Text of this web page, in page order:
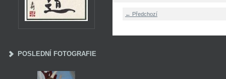
← Předchozí
POSLEDNÍ FOTOGRAFIE